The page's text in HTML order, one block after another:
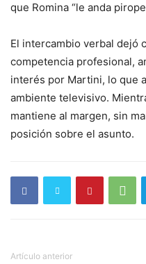
que Romina “le anda
El intercambio verbal dejó
competencia profesional,
interés por Martini, lo que
ambiente televisivo.
mantiene al margen, sin
posición sobre el asunto.
Artículo anterior